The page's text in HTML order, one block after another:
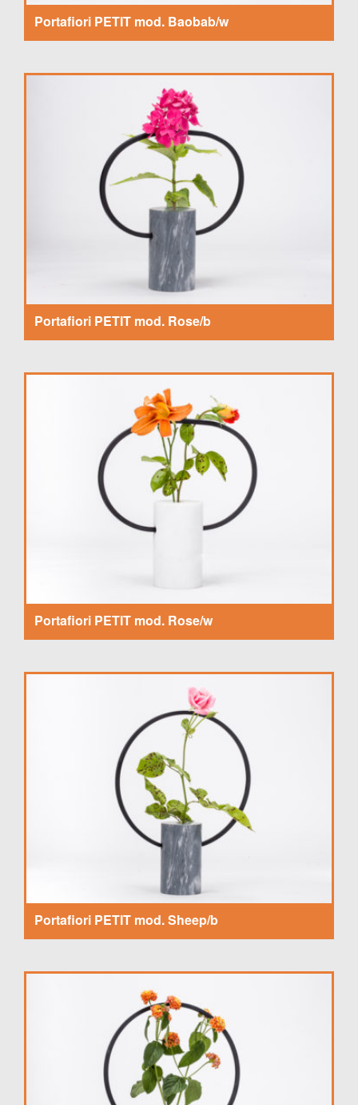
Portafiori PETIT mod. Baobab/w
Portafiori PETIT mod. Rose/b
Portafiori PETIT mod. Rose/w
Portafiori PETIT mod. Sheep/b